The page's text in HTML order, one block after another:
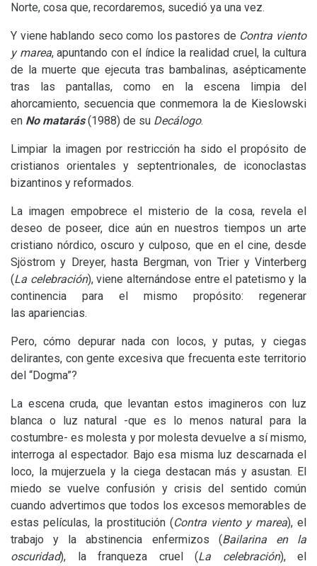
Norte, cosa que, recordaremos, sucedió ya una vez.
Y viene hablando seco como los pastores de Contra viento
y marea, apuntando con el índice la realidad cruel, la cultura
de la muerte que ejecuta tras bambalinas, asépticamente
tras las pantallas, como en la escena limpia del
ahorcamiento, secuencia que conmemora la de Kieslowski
en No matarás(1988) de su Decálogo.
Limpiar la imagen por restricción ha sido el propósito de
cristianos orientales y septentrionales, de iconoclastas
bizantinos y reformados.
La imagen empobrece el misterio de la cosa, revela el
deseo de poseer, dice aún en nuestros tiempos un arte
cristiano nórdico, oscuro y culposo, que en el cine, desde
Sjöstrom y Dreyer, hasta Bergman, von Trier y Vinterberg
(La celebración), viene alternándose entre el patetismo y la
continencia para el mismo propósito: regenerar
las apariencias.
Pero, cómo depurar nada con locos, y putas, y ciegas
delirantes, con gente excesiva que frecuenta este territorio
del “Dogma”?
La escena cruda, que levantan estos imagineros con luz
blanca o luz natural -que es lo menos natural para la
costumbre- es molesta y por molesta devuelve a sí mismo,
interroga al espectador. Bajo esa misma luz descarnada el
loco, la mujerzuela y la ciega destacan más y asustan. El
miedo se vuelve confusión y crisis del sentido común
cuando advertimos que todos los excesos memorables de
estas películas, la prostitución (Contra viento y marea), el
trabajo y la abstinencia enfermizos (Bailarina en la
oscuridad), la franqueza cruel (La celebración), el